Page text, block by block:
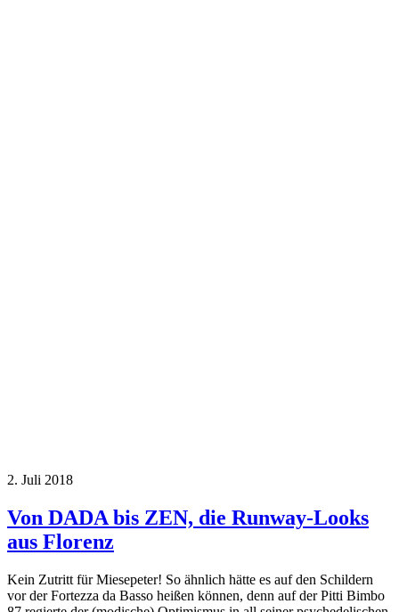
2. Juli 2018
Von DADA bis ZEN, die Runway-Looks
aus Florenz
Kein Zutritt für Miesepeter! So ähnlich hätte es auf den Schildern
vor der Fortezza da Basso heißen können, denn auf der Pitti Bimbo